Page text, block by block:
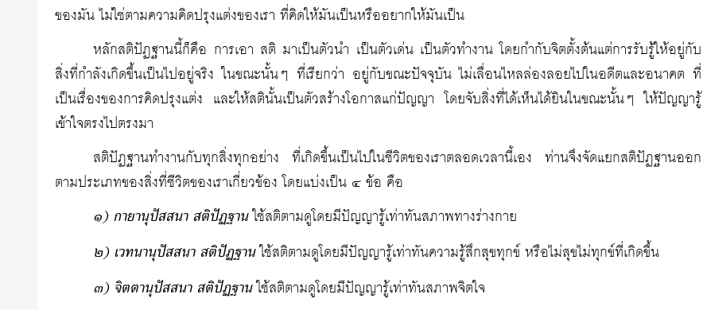
ของมัน ไม่ใช่ตามความคิดปรุงแต่งของเรา ที่คิดให้มันเป็นหรืออยากให้มันเป็น
หลักสติปัฏฐานนี้ก็คือ การเอา สติ มาเป็นตัวนำ เป็นตัวเด่น เป็นตัวทำงาน โดยกำกับจิตตั้งต้นแต่การรับรู้ให้อยู่กับ
สิ่งที่กำลังเกิดขึ้นเป็นไปอยู่จริง ในขณะนั้นๆ ที่เรียกว่า อยู่กับขณะปัจจุบัน ไม่เลื่อนไหลล่องลอยไปในอดีตและอนาคต ที่
เป็นเรื่องของการคิดปรุงแต่ง และให้สตินั้นเป็นตัวสร้างโอกาสแก่ปัญญา โดยจับสิ่งที่ได้เห็นได้ยินในขณะนั้นๆ ให้ปัญญารู้
เข้าใจตรงไปตรงมา
สติปัฏฐานทำงานกับทุกสิ่งทุกอย่าง ที่เกิดขึ้นเป็นไปในชีวิตของเราตลอดเวลานี้เอง ท่านจึงจัดแยกสติปัฏฐานออก
ตามประเภทของสิ่งที่ชีวิตของเราเกี่ยวข้อง โดยแบ่งเป็น ๔ ข้อ คือ
๑) กายานุปัสสนา สติปัฏฐานใช้สติตามดูโดยมีปัญญารู้เท่าทันสภาพทางร่างกาย
๒) เวทนานุปัสสนา สติปัฏฐานใช้สติตามดูโดยมีปัญญารู้เท่าทันความรู้สึกสุขทุกข์ หรือไม่สุขไม่ทุกข์ที่เกิดขึ้น
๓) จิตตานุปัสสนา สติปัฏฐานใช้สติตามดูโดยมีปัญญารู้เท่าทันสภาพจิตใจ